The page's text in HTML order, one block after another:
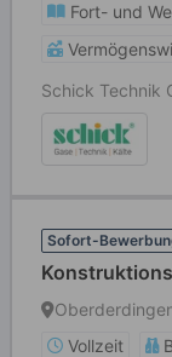
Fort- und
Schick Technik
Sofort-
Vollzeit